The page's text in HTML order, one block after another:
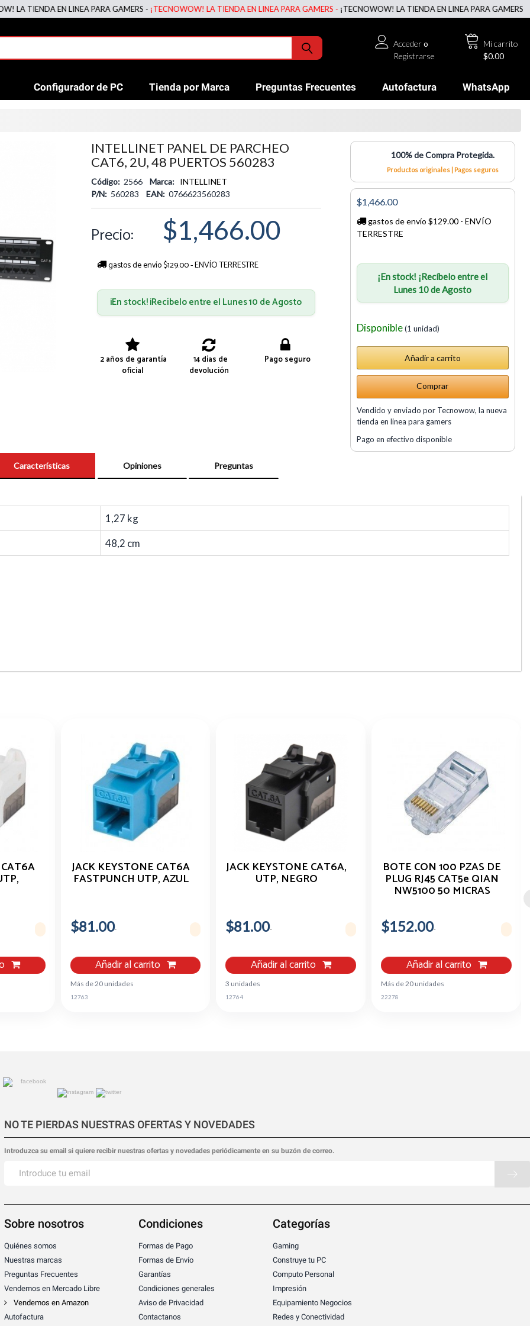
EN LINEA PARA GAMERS -¡TECNOWOW! LA TIENDA EN LINEA PARA GAMERS -¡TECNOWOW! LA TIENDA EN LINEA PARA GAMERS -
Mi carrito
$0.00
Accedero
Registrarse
Configurador de PC Tienda por Marca Preguntas Frecuentes Autofactura WhatsApp
INTELLINET PANEL DE PARCHEO
CAT6, 2U, 48 PUERTOS 560283
Código: 2566 Marca: INTELLINET
P/N: 560283 EAN: 0766623560283
Precio: $1,466.00
gastos de envío $129.00 - ENVÍO TERRESTRE
¡En stock! ¡Recíbelo entre el Lunes 10 de Agosto
2 años de garantía
oficial
14 días de
devolución
Pago seguro
100% de Compra Protegida.
Productos originales | Pagos seguros
$1,466.00
gastos de envío $129.00 - ENVÍO
TERRESTRE
¡En stock! ¡Recíbelo entre el
Lunes 10 de Agosto
Disponible(1 unidad)
Comprar
Vendido y enviado por Tecnowow, la nueva
tienda en linea para gamers
Pago en efectivo disponible
Características Opiniones Preguntas
1,27 kg
48,2 cm
JACK KEYSTONE CAT6A
FASTPUNCH UTP, AZUL
$81.00
Añadir al carrito
Más de 20 unidades
12763
JACK KEYSTONE CAT6A,
UTP, NEGRO
$81.00
Añadir al carrito
3 unidades
12764
BOTE CON 100 PZAS DE
PLUG RJ45 CAT5e QIAN
NW5100 50 MICRAS
$152.00
Añadir al carrito
Más de 20 unidades
22278
NO TE PIERDAS NUESTRAS OFERTAS Y NOVEDADES
Introduzca su email si quiere recibir nuestras ofertas y novedades periódicamente en su buzón de correo.
Sobre nosotros
Quiénes somos
Nuestras marcas
Preguntas Frecuentes
Vendemos en Mercado Libre
Vendemos en Amazon
Autofactura
Condiciones
Formas de Pago
Formas de Envío
Garantías
Condiciones generales
Aviso de Privacidad
Contactanos
Categorías
Gaming
Construye tu PC
Computo Personal
Impresión
Equipamiento Negocios
Redes y Conectividad